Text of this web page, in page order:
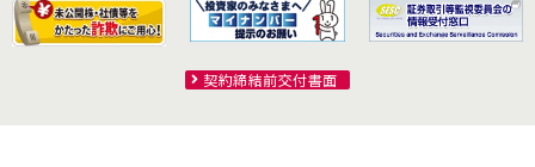
契約締結前交付書面